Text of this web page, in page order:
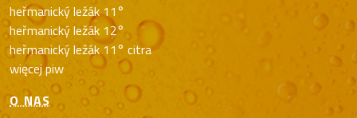
heřmanický ležák 11°
heřmanický ležák 12°
heřmanický ležák 11° citra
więcej piw
O NAS